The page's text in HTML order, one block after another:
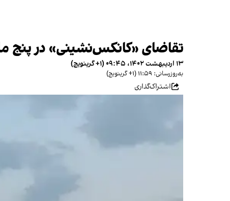
تقاضای «کانکس‌نشینی» در پنج ماه دو برابر شد؛ افزایش
۱۳ اردیبهشت ۱۴۰۲، ۰۹:۴۵ (‎+۱ گرینویچ)
به‌روزرسانی: ۱۱:۵۹ (‎+۱ گرینویچ)
اشتراک‌گذاری